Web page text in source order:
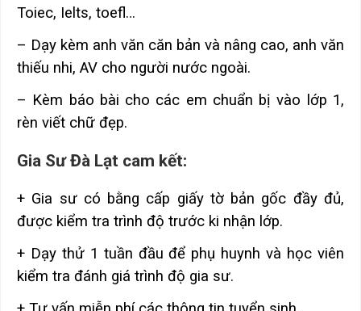
Toiec, Ielts, toefl…
– Dạy kèm anh văn căn bản và nâng cao, anh văn
thiếu nhi, AV cho người nước ngoài.
– Kèm báo bài cho các em chuẩn bị vào lớp 1,
rèn viết chữ đẹp.
Gia Sư Đà Lạt cam kết:
+ Gia sư có bằng cấp giấy tờ bản gốc đầy đủ,
được kiểm tra trình độ trước ki nhận lớp.
+ Dạy thử 1 tuần đầu để phụ huynh và học viên
kiểm tra đánh giá trình độ gia sư.